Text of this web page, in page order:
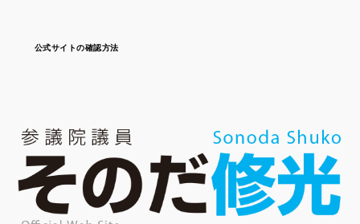
公式サイトの確認方法